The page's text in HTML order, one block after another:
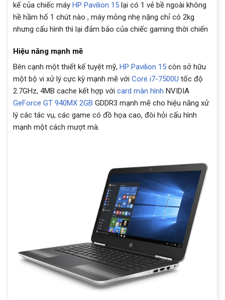
kế của chiếc máy HP Pavilion 15 lại có 1 vẻ bề ngoài không
hề hầm hố 1 chút nào , máy mỏng nhẹ nặng chỉ có 2kg
nhưng cấu hình thì lại đảm bảo của chiếc gaming thời chiến
Hiệu năng mạnh mẽ
Bên cạnh một thiết kế tuyệt mỹ, HP Pavilion 15 còn sở hữu
một bộ vi xử lý cực kỳ mạnh mẽ với Core i7-7500U tốc độ
2.7GHz, 4MB cache kết hợp với card màn hình NVIDIA
GeForce GT 940MX 2GB GDDR3 mạnh mẽ cho hiệu năng xử
lý các tác vụ, các game có đồ họa cao, đòi hỏi cấu hình
mạnh một cách mượt mà.